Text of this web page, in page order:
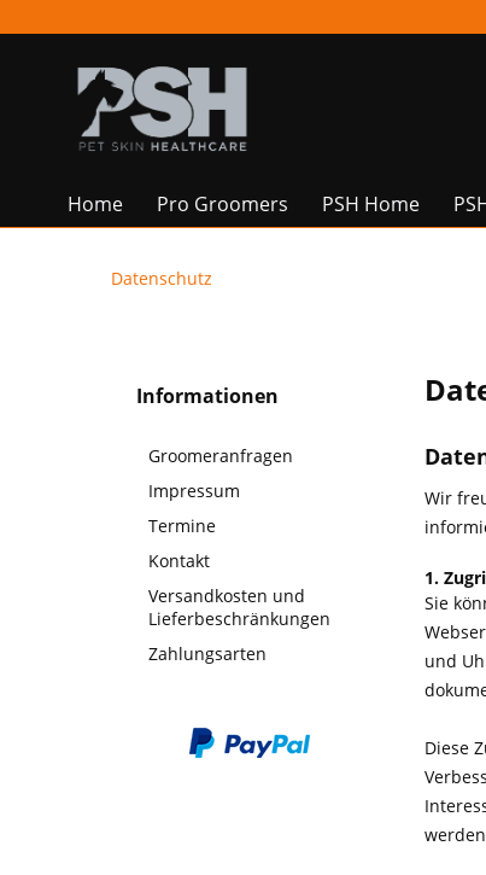
Home Pro Groomers PSH Home
Datenschutz
Informationen
Groomeranfragen
Impressum
Termine
Kontakt
Versandkosten und
Lieferbeschränkungen
Zahlungsarten
Wir
1.
Sie
und
Diese